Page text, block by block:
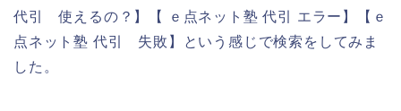
代引 使えるの？】【 ｅ点ネット塾 代引 エラー】【ｅ
点ネット塾 代引 失敗】という感じで検索をしてみま
した。